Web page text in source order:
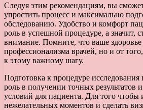
Следуя этим рекомендациям, вы
упростить процесс и максимально
обследованию. Удобство и комфорт
роль в успешной процедуре, а значит,
внимание. Помните, что ваше здоровье
профессионализма врачей, но и от
к этому важному шагу.
Подготовка к процедуре
роль в получении точных результатов
условий для пациента. Для того
нежелательных моментов и сделать